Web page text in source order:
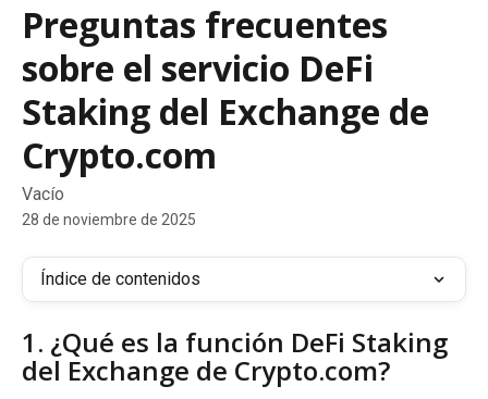
Preguntas frecuentes
sobre el servicio DeFi
Staking del Exchange de
Crypto.com
Vacío
28 de noviembre de 2025
Índice de contenidos
1. ¿Qué es la función DeFi Staking
del Exchange de Crypto.com?